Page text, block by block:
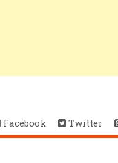
Facebook Twitter